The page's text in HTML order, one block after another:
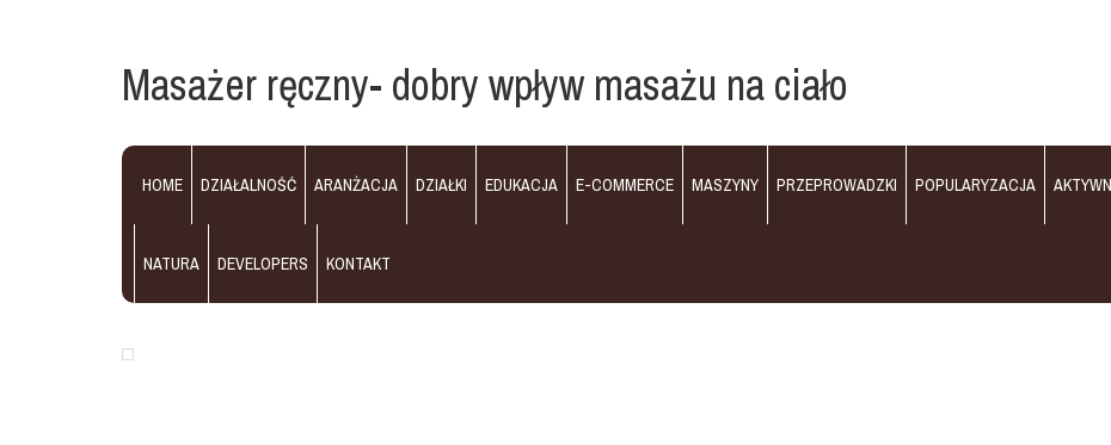
Masażer ręczny- dobry wpływ masażu na ciało
HOME DZIAŁALNOŚĆ ARANŻACJA DZIAŁKI EDUKACJA E-COMMERCE MASZYNY PRZEPROWADZKI POPULARYZACJA
NATURA DEVELOPERS KONTAKT